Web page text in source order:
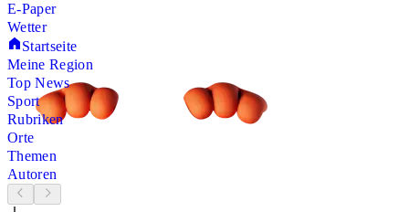
E-Paper
Wetter
Startseite
Meine Region
Top News
Sport
Rubriken
Orte
Themen
Autoren